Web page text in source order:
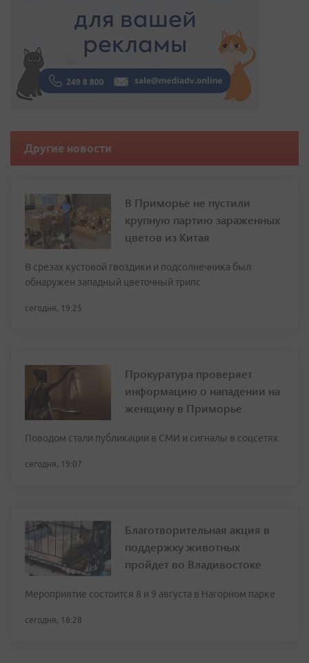
Другие новости
В Приморье не пустили
крупную партию зараженных
цветов из Китая
В срезах кустовой гвоздики и подсолнечника был
обнаружен западный цветочный трипс
сегодня, 19:25
Прокуратура проверяет
информацию о нападении на
женщину в Приморье
Поводом стали публикации в СМИ и сигналы в соцсетях
сегодня, 19:07
Благотворительная акция в
поддержку животных
пройдет во Владивостоке
Мероприятие состоится 8 и 9 августа в Нагорном парке
сегодня, 18:28